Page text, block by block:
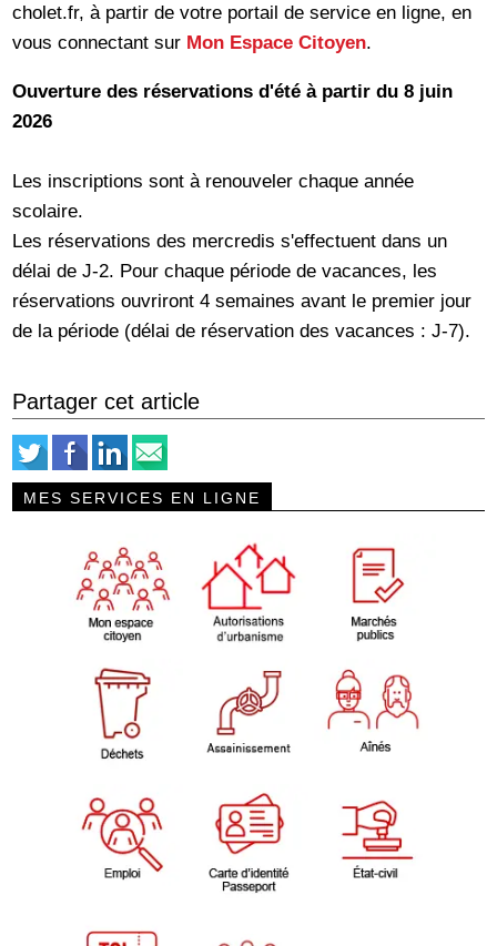
cholet.fr, à partir de votre portail de service en ligne, en
vous connectant sur Mon Espace Citoyen.
Ouverture des réservations d'été à partir du 8 juin
2026
Les inscriptions sont à renouveler chaque année
scolaire.
Les réservations des mercredis s'effectuent dans un
délai de J-2. Pour chaque période de vacances, les
réservations ouvriront 4 semaines avant le premier jour
de la période (délai de réservation des vacances : J-7).
Partager cet article
MES SERVICES EN LIGNE